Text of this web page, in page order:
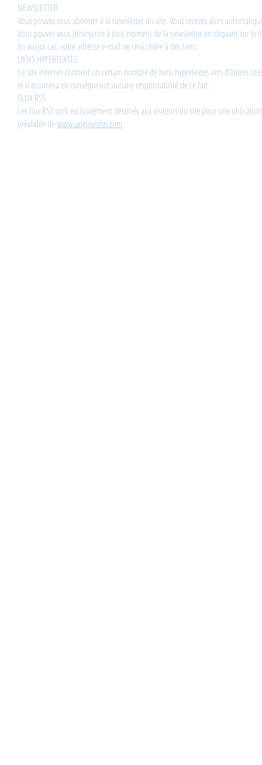
NEWSLETTER
Vous pouvez vous abonner à la newsletter du site. Vous recevez alors
Vous pouvez vous désinscrire à tout moment de la newsletter en cliquant sur
En aucun cas, votre adresse e-mail ne sera cédée à des tiers.
LIENS HYPERTEXTES
Ce site internet contient un certain nombre de liens hypertextes vers d’autres
et n’assumera en conséquence aucune responsabilité de ce fait.
FLUX RSS
Les flux RSS sont exclusivement destinés aux visiteurs du site pour une
préalable dewww.angieviolin.com.